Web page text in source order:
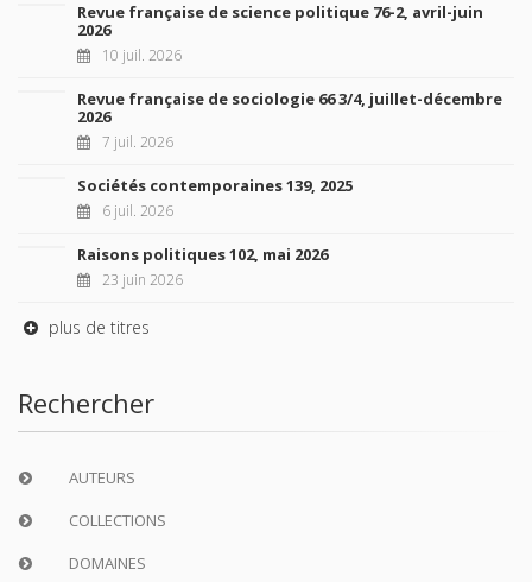
Revue française de science politique 76-2, avril-juin
2026
10 juil. 2026
Revue française de sociologie 66 3/4, juillet-décembre
2026
7 juil. 2026
Sociétés contemporaines 139, 2025
6 juil. 2026
Raisons politiques 102, mai 2026
23 juin 2026
plus de titres
Rechercher
AUTEURS
COLLECTIONS
DOMAINES